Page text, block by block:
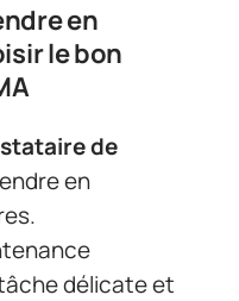
en
le bon
de
en
délicate et